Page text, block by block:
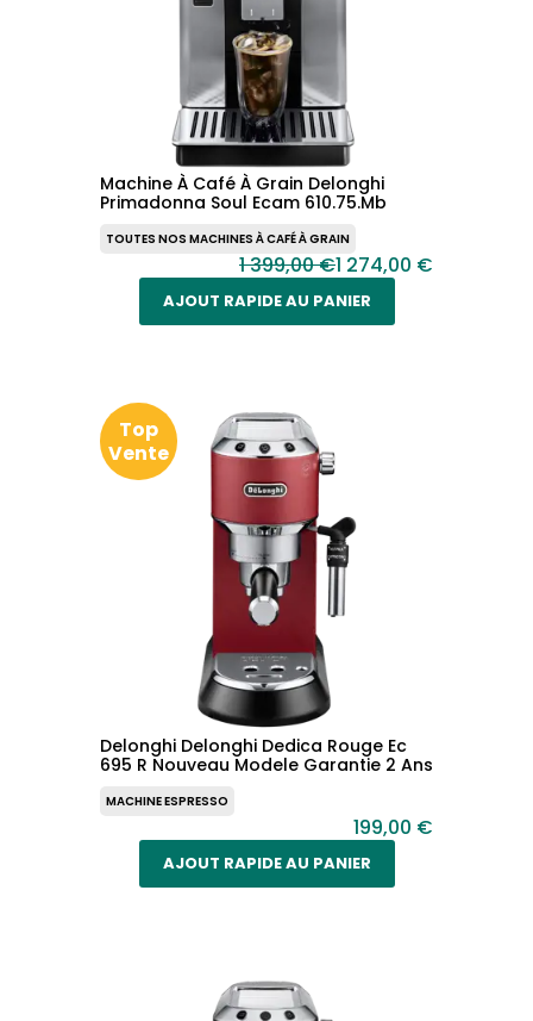
Machine À Café À Grain Delonghi
Primadonna Soul Ecam 610.75.Mb
TOUTES NOS MACHINES À CAFÉ À GRAIN
1 399,00 €1 274,00 €
AJOUT RAPIDE AU PANIER
Top
Vente
Delonghi Delonghi Dedica Rouge Ec
695 R Nouveau Modele Garantie 2 Ans
MACHINE ESPRESSO
199,00 €
AJOUT RAPIDE AU PANIER